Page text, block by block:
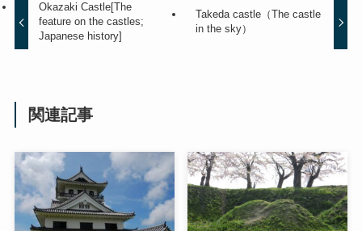
Okazaki Castle[The
feature on the castles;
Japanese history]
Takeda castle（The castle
in the sky）
関連記事